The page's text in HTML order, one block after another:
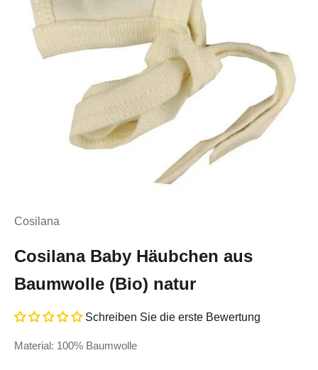
Cosilana
Cosilana Baby Häubchen aus
Baumwolle (Bio) natur
Schreiben Sie die erste Bewertung
Material: 100% Baumwolle